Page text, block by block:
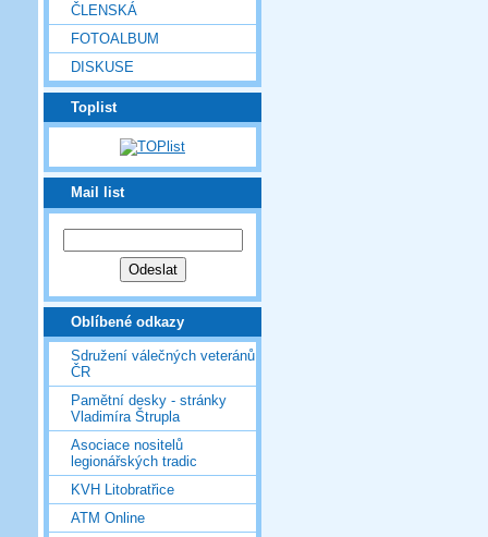
ČLENSKÁ
FOTOALBUM
DISKUSE
Toplist
Mail list
Oblíbené odkazy
Sdružení válečných veteránů
ČR
Pamětní desky - stránky
Vladimíra Štrupla
Asociace nositelů
legionářských tradic
KVH Litobratřice
ATM Online